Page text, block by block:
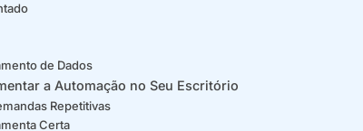
de Dados
a Automação no Seu Escritório
Repetitivas
Certa